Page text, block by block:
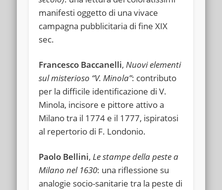
manifesti oggetto di una vivace
campagna pubblicitaria di fine XIX
sec.
Francesco Baccanelli,Nuovi elementi
sul misterioso “V. Minola”: contributo
per la difficile identificazione di V.
Minola, incisore e pittore attivo a
Milano tra il 1774 e il 1777, ispiratosi
al repertorio di F. Londonio.
Paolo Bellini, Le stampe della peste a
Milano nel 1630: una riflessione su
analogie socio-sanitarie tra la peste di